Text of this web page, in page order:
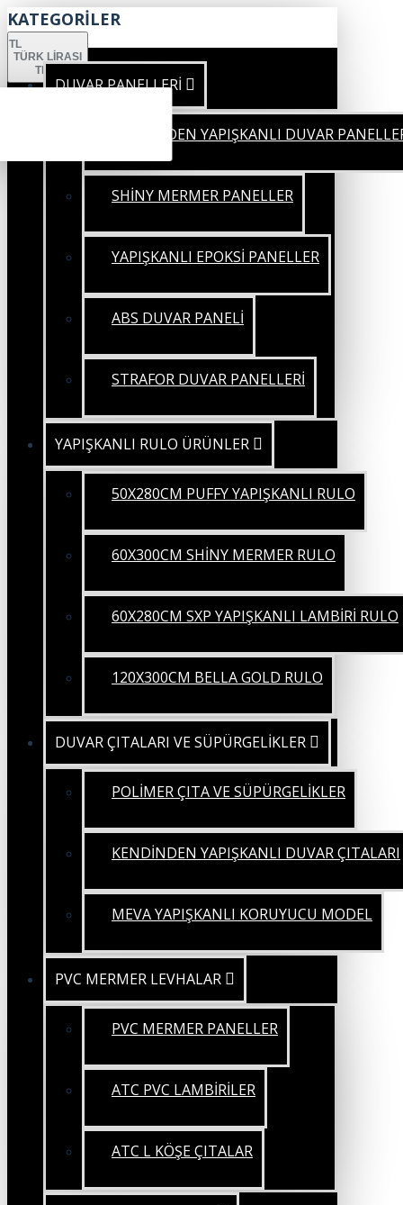
KATEGORİLER
TL
TÜRK LIRASI
TRY
DUVAR PANELLERİ
KENDİNDEN YAPIŞKANLI DUVAR
SHİNY MERMER PANELLER
YAPIŞKANLI EPOKSİ PANELLER
ABS DUVAR PANELİ
STRAFOR DUVAR PANELLERİ
YAPIŞKANLI RULO ÜRÜNLER
50X280CM PUFFY YAPIŞKANLI RULO
60X300CM SHİNY MERMER RULO
60X280CM SXP YAPIŞKANLI LAMBİRİ RULO
120X300CM BELLA GOLD RULO
DUVAR ÇITALARI VE SÜPÜRGELİKLER
POLİMER ÇITA VE SÜPÜRGELİKLER
KENDİNDEN YAPIŞKANLI DUVAR ÇITALARI
MEVA YAPIŞKANLI KORUYUCU MODEL
PVC MERMER LEVHALAR
PVC MERMER PANELLER
ATC PVC LAMBİRİLER
ATC L KÖŞE ÇITALAR